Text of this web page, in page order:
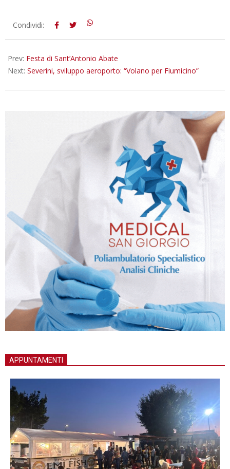
2026-
Condividi:
Prev: Festa di Sant’Antonio Abate
Next: Severini, sviluppo aeroporto: “Volano per Fiumicino”
APPUNTAMENTI